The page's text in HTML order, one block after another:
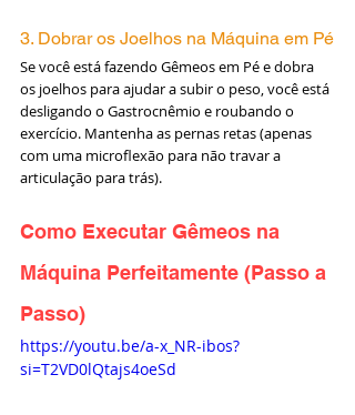
3. Dobrar os Joelhos na Máquina em Pé
Se você está fazendo Gêmeos em Pé e dobra
os joelhos para ajudar a subir o peso, você está
desligando o Gastrocnêmio e roubando o
exercício. Mantenha as pernas retas (apenas
com uma microflexão para não travar a
articulação para trás).
Como Executar Gêmeos na
Máquina Perfeitamente (Passo a
Passo)
https://youtu.be/a-x_NR-ibos?
si=T2VD0lQtajs4oeSd